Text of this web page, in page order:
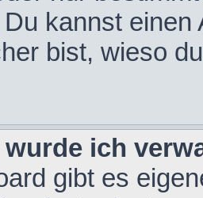
kannst
bist, wieso
wurde ich
gibt es